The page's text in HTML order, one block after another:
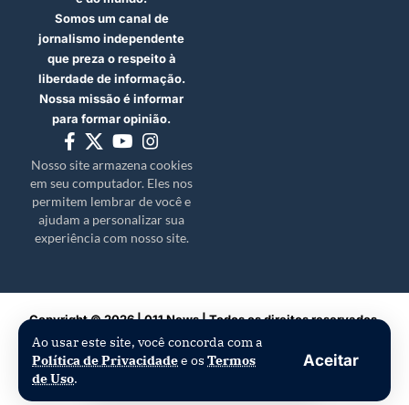
Ao usar este site, você concorda com a
Política de Privacidadee os Termos
de Uso.
Aceitar
Somos um canal de
jornalismo independente
que preza o respeito à
liberdade de informação.
Nossa missão é informar
para formar opinião.
Nosso site armazena cookies
em seu computador. Eles nos
permitem lembrar de você e
ajudam a personalizar sua
experiência com nosso site.
Copyright © 2026 | 011 News | Todos os direitos reservados.